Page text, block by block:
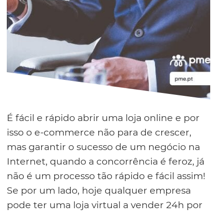
É fácil e rápido abrir uma loja online e por
isso o e-commerce não para de crescer,
mas garantir o sucesso de um negócio na
Internet, quando a concorrência é feroz, já
não é um processo tão rápido e fácil assim!
Se por um lado, hoje qualquer empresa
pode ter uma loja virtual a vender 24h por